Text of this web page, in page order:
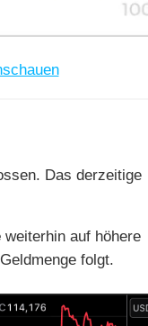
Das derzeitige
weiterhin auf höhere
folgt.